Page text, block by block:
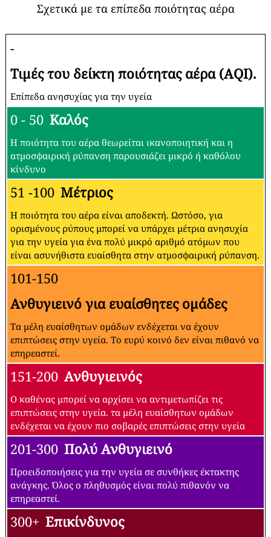
Σχετικά με τα επίπεδα ποιότητας αέρα
-
Τιμές του δείκτη ποιότητας αέρα (AQI).
Επίπεδα ανησυχίας για την υγεία
0 - 50 Καλός
Η ποιότητα του αέρα θεωρείται ικανοποιητική και η
ατμοσφαιρική ρύπανση παρουσιάζει μικρό ή καθόλου
κίνδυνο
51 -100 Μέτριος
Η ποιότητα του αέρα είναι αποδεκτή. Ωστόσο, για
ορισμένους ρύπους μπορεί να υπάρχει μέτρια ανησυχία
για την υγεία για ένα πολύ μικρό αριθμό ατόμων που
είναι ασυνήθιστα ευαίσθητα στην ατμοσφαιρική ρύπανση.
101-150
Ανθυγιεινό για ευαίσθητες ομάδες
Τα μέλη ευαίσθητων ομάδων ενδέχεται να έχουν
επιπτώσεις στην υγεία. Το ευρύ κοινό δεν είναι πιθανό να
επηρεαστεί.
151-200 Ανθυγιεινός
Ο καθένας μπορεί να αρχίσει να αντιμετωπίζει τις
επιπτώσεις στην υγεία. τα μέλη ευαίσθητων ομάδων
ενδέχεται να έχουν πιο σοβαρές επιπτώσεις στην υγεία
201-300 Πολύ Ανθυγιεινό
Προειδοποιήσεις για την υγεία σε συνθήκες έκτακτης
ανάγκης. Όλος ο πληθυσμός είναι πολύ πιθανόν να
επηρεαστεί.
300+ Επικίνδυνος